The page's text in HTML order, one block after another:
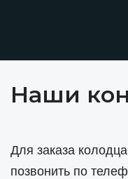
Наши
Для заказа
позвонить по